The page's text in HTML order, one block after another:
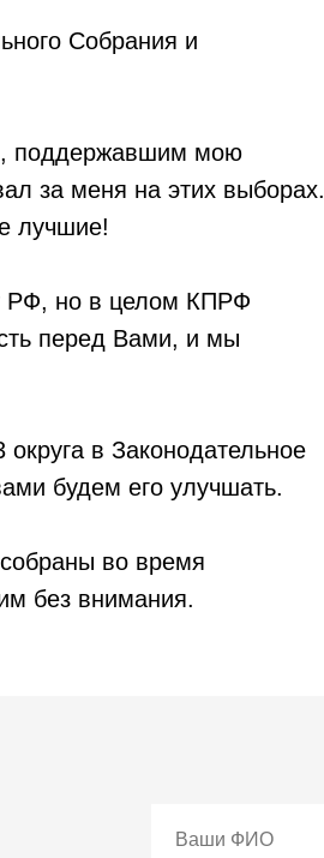
Собрания и
поддержавшим мою
за меня на этих выборах.
лучшие!
РФ, но в целом КПРФ
перед Вами, и мы
в Законодательное
будем его улучшать.
во время
без внимания.